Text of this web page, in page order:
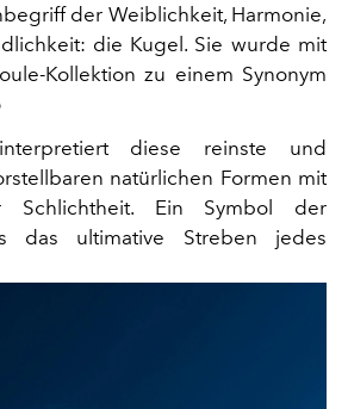
der Weiblichkeit, Harmonie,
die Kugel. Sie wurde mit
Kollektion zu einem Synonym
diese reinste und
natürlichen Formen mit
Schlichtheit. Ein Symbol der
das ultimative Streben jedes